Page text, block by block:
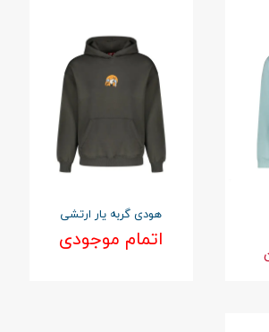
هودی گربه یار ارتشی
اتمام موجودی